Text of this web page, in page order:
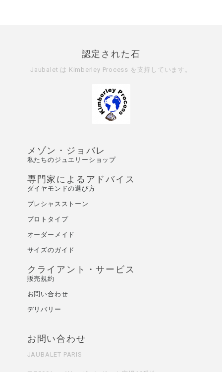
認定された石
Jaubalet は Kimberley Process を支持しています。
メゾン・ジョバレ
私たちのジュエリーショップ
専門家によるアドバイス
ダイヤモンドの選び方
プレシャスストーン
プロトタイプ
オーダーメイド
サイズのガイド
クライアント・サービス
販売規約
お問い合わせ
デリバリー
お問い合わせ
JAUBALET PARIS